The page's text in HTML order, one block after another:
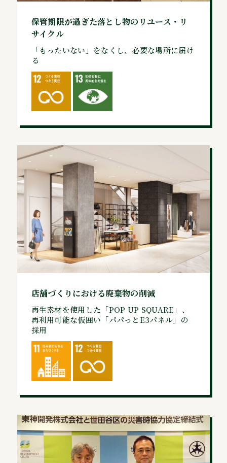
保管期限が過ぎた落とし物のリユース・リ
サイクル
「もったいない」をなくし、必要な場所に届け
る
店舗づくりにおける廃棄物の削減
再生素材を使用した「POP UP SQUARE」、
再利用可能な仮囲い「パパっとE3パネル」の
採用